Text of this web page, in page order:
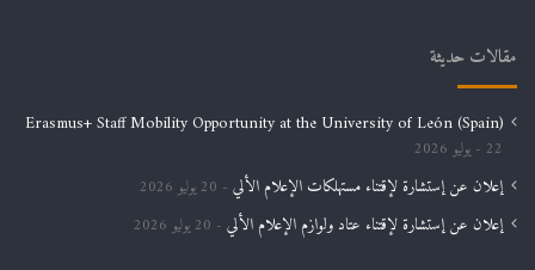
مقالات حديثة
Erasmus+ Staff Mobility Opportunity at the University of León (Spain)
22 يوليو 2026
إعلان عن إستشارة لإقتناء مستهلكات الإعلام الألي 20 يوليو 2026
إعلان عن إستشارة لإقتناء عتاد ولوازم الإعلام الألي 20 يوليو 2026